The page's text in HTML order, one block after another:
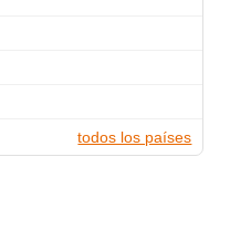
todos los países